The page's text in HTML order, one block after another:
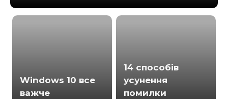
Windows 10 все
важче
14 способів
усунення
помилки